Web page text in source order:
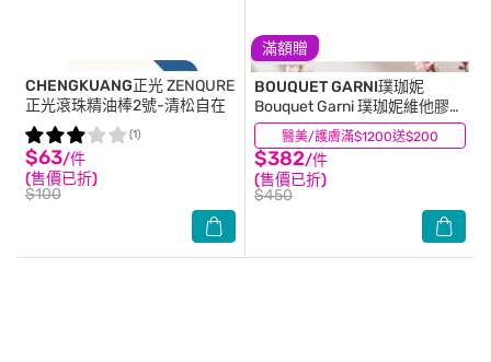
CHENGKUANG正光ZENQURE
正光滾珠精油棒2號-清松自在
$63/件
(售價已折)
$100
(1)
滿額贈
醫美/護膚滿$1200送$200
BOUQUET GARNI璞珈妮
Bouquet Garni 璞珈妮維他膠原
彈潤乳液-蜜桃香 750ml
$382/件
(售價已折)
$450
(0)